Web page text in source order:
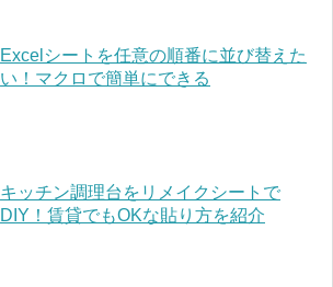
Excelシートを任意の順番に並び替えた
い！マクロで簡単にできる
キッチン調理台をリメイクシートで
DIY！賃貸でもOKな貼り方を紹介